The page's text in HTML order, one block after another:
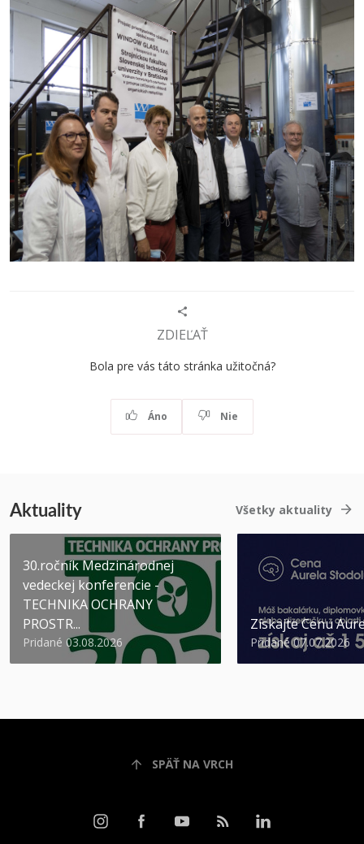
ZDIEĽAŤ
Bola pre vás táto stránka užitočná?
Áno Nie
Aktuality Všetky aktuality
30.ročník Medzinárodnej
vedeckej konferencie -
TECHNIKA OCHRANY
PROSTR...
Pridané 03.08.2026
Získajte Cenu
Pridané 07.07.2026
SPÄŤ NA VRCH